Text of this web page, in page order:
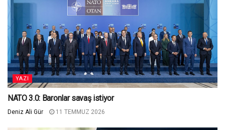
YAZI
NATO 3.0: Baronlar savaş istiyor
Deniz Ali Gür 11 TEMMUZ 2026